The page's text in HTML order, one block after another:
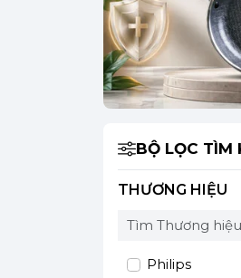
BỘ LỌC TÌM
THƯƠNG HIỆU
Philips